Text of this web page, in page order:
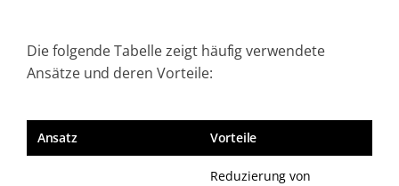
Die folgende Tabelle zeigt häufig verwendete
Ansätze und deren Vorteile:
Ansatz Vorteile
Reduzierung von